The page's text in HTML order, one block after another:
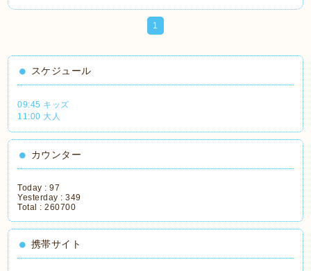
1
スケジュール
09:45 キッズ
11:00 大人
カウンター
Today :97
Yesterday :349
Total :260700
携帯サイト